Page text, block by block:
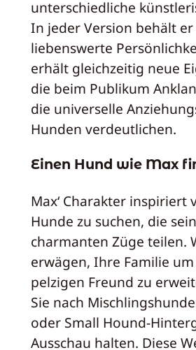
unterschiedliche
In jeder Version behält er
liebenswerte
erhält gleichzeitig neue
die beim Publikum
die universelle
Hunden verdeutlichen.
Einen Hund wie Max
Max‘ Charakter inspiriert
Hunde zu suchen, die
charmanten Züge teilen.
erwägen, Ihre Familie
pelzigen Freund zu
Sie nach
oder Small Hound-
Ausschau halten. Diese